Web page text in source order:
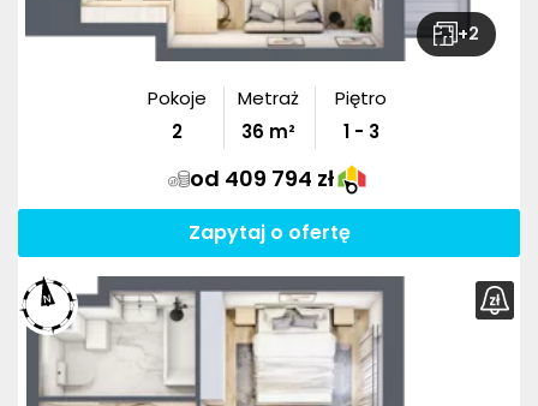
+2
Pokoje
2
Metraż
36 m²
Piętro
1 - 3
od 409 794 zł
Zapytaj o ofertę